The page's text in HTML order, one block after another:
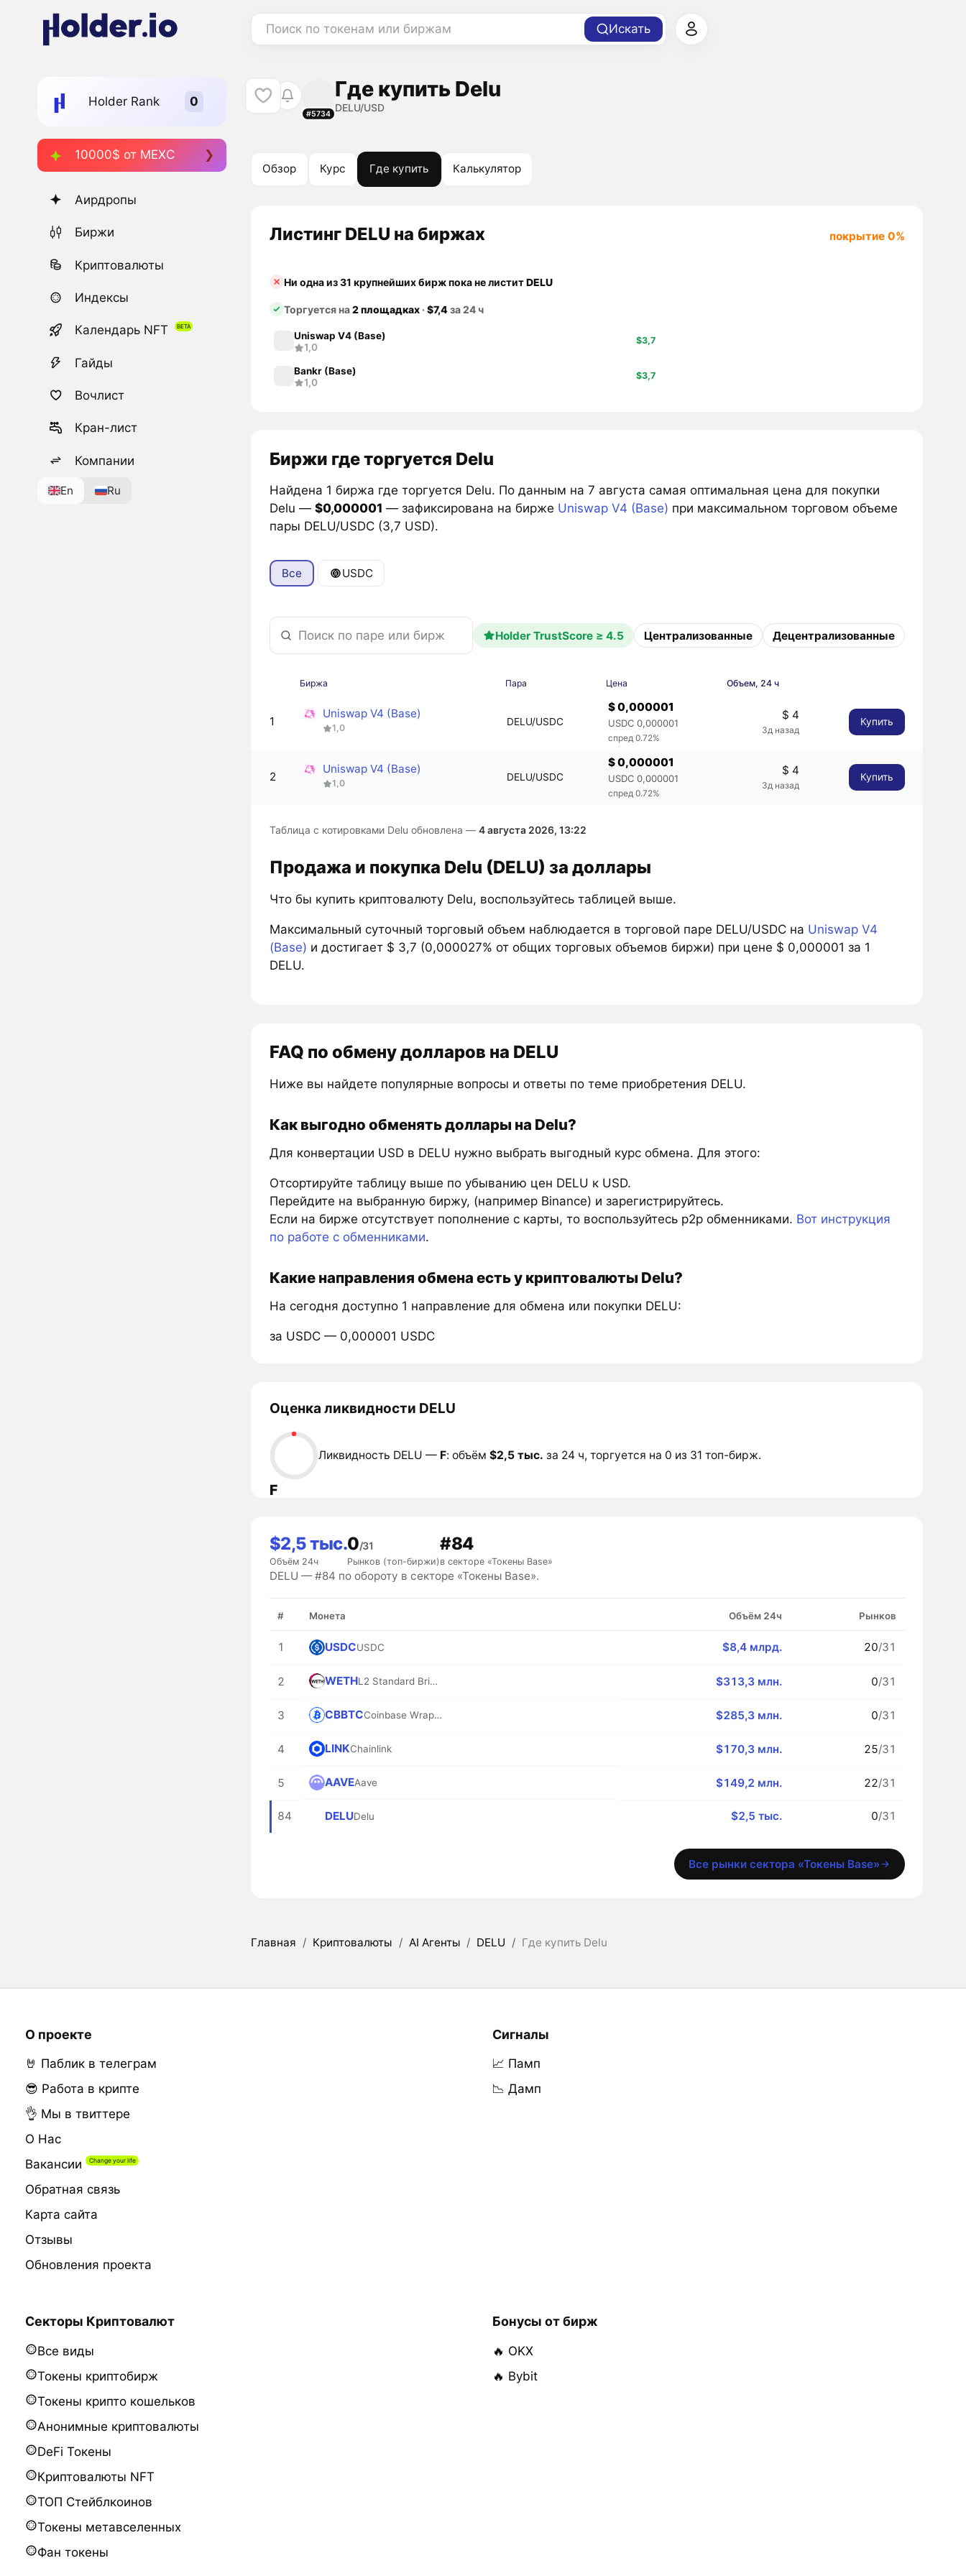
Поиск по токенам или биржам Искать
Holder Rank
10000$ от MEXC
Аирдропы
Биржи
Криптовалюты
Индексы
Календарь NFT
Гайды
Вочлист
Кран-лист
Компании
En Ru
#5734
Где купить Delu
DELU/USD
Обзор Курс Где купить Калькулятор
Листинг DELU на биржах покрытие 0%
Ни одна из 31 крупнейших бирж пока не листитDELU
Торгуется на2 площадках·$7,4за 24 ч
Uniswap V4 (Base)
1,0
$3,7
Bankr (Base)
1,0
$3,7
Биржи где торгуется Delu
Найдена 1 биржа где торгуется Delu. По данным на 7 августа самая оптимальная цена для покупки
Delu — $0,000001 — зафиксирована на бирже Uniswap V4 (Base) при максимальном торговом объеме
пары DELU/USDC (3,7 USD).
Все USDC
Holder TrustScore ≥ 4.5 Централизованные Децентрализованные
Биржа Пара Цена Объем, 24 ч
1
Uniswap V4 (Base)
1,0
DELU/USDC
$ 0,000001
USDC 0,000001
спред 0.72%
$ 4
3д назад
Купить
2
Uniswap V4 (Base)
1,0
DELU/USDC
$ 0,000001
USDC 0,000001
спред 0.72%
$ 4
3д назад
Купить
Таблица с котировками Delu обновлена — 4 августа 2026, 13:22
Продажа и покупка Delu (DELU) за доллары
Что бы купить криптовалюту Delu, воспользуйтесь таблицей выше.
Максимальный суточный торговый объем наблюдается в торговой паре DELU/USDC на Uniswap V4
(Base) и достигает $ 3,7 (0,000027% от общих торговых объемов биржи) при цене $ 0,000001 за 1
DELU.
FAQ по обмену долларов на DELU
Ниже вы найдете популярные вопросы и ответы по теме приобретения DELU.
Как выгодно обменять доллары на Delu?
Для конвертации USD в DELU нужно выбрать выгодный курс обмена. Для этого:
Отсортируйте таблицу выше по убыванию цен DELU к USD.
Перейдите на выбранную биржу, (например Binance) и зарегистрируйтесь.
Если на бирже отсутствует пополнение с карты, то воспользуйтесь p2p обменниками. Вот инструкция
по работе с обменниками.
Какие направления обмена есть у криптовалюты Delu?
На сегодня доступно 1 направление для обмена или покупки DELU:
за USDC — 0,000001 USDC
Оценка ликвидности DELU
F
Ликвидность DELU — F: объём $2,5 тыс. за 24 ч, торгуется на 0 из 31 топ-бирж.
$2,5 тыс.
Объём 24ч
0/31
Рынков (топ-биржи)
#84
в секторе «Токены Base»
DELU — #84 по обороту в секторе «Токены Base».
# Монета Объём 24ч Рынков
1 USDCUSDC $8,4 млрд. 20/31
2 WETH L2 Standard Bridged WETH (Base) $313,3 млн. 0/31
3 CBBTC Coinbase Wrapped BTC $285,3 млн. 0/31
4 LINKChainlink $170,3 млн. 25/31
5 AAVEAave $149,2 млн. 22/31
84 DELUDelu $2,5 тыс. 0/31
Все рынки сектора «Токены Base»
Главная / Криптовалюты / AI Агенты / DELU / Где купить Delu
О проекте
🤘 Паблик в телеграм
😎 Работа в крипте
👌 Мы в твиттере
О Нас
Вакансии
Обратная связь
Карта сайта
Отзывы
Обновления проекта
Сигналы
📈 Памп
📉 Дамп
Секторы Криптовалют
Все виды
Токены криптобирж
Токены крипто кошельков
Анонимные криптовалюты
DeFi Токены
Криптовалюты NFT
ТОП Стейблкоинов
Токены метавселенных
Фан токены
Бонусы от бирж
🔥 OKX
🔥 Bybit